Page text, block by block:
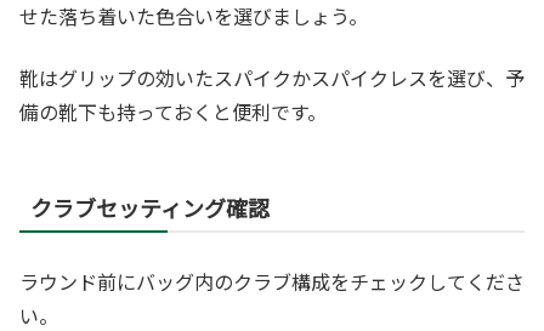
せた落ち着いた色合いを選びましょう。
靴はグリップの効いたスパイクかスパイクレスを選び、予
備の靴下も持っておくと便利です。
クラブセッティング確認
ラウンド前にバッグ内のクラブ構成をチェックしてくださ
い。